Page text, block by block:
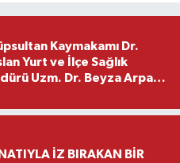
Kaymakamı Dr.
Yurt ve İlçe Sağlık
Uzm. Dr. Beyza Arpacı
İZ BIRAKAN BİR